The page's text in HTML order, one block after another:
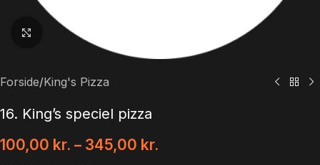
Klik for at forstørre
Forside/King's Pizza
16. King’s speciel pizza
100,00 kr. – 345,00 kr.